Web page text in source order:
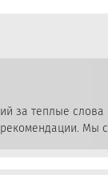
за теплые
Мы